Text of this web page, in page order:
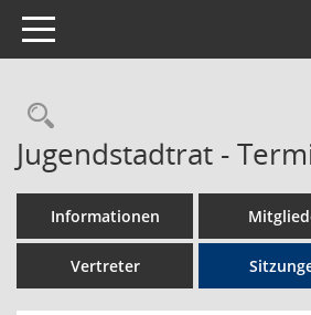
Toggle navigation
Rechercheauswahl
Jugendstadtrat -
Informationen
Vertreter